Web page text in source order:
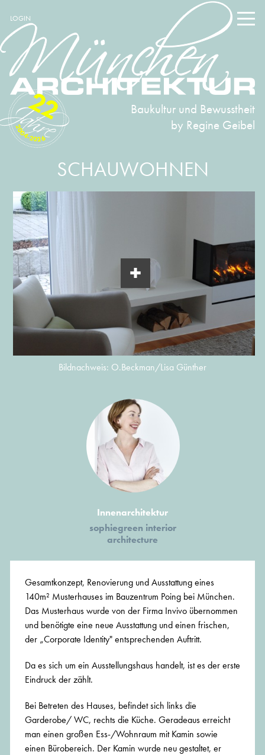
LOGIN
Baukultur und Bewusstheit
by Regine Geibel
2004-2026
22
SCHAUWOHNEN
Bildnachweis: O.Beckman/Lisa Günther
Innenarchitektur
sophiegreen interior
architecture
Gesamtkonzept, Renovierung und Ausstattung eines
140m² Musterhauses im Bauzentrum Poing bei München.
Das Musterhaus wurde von der Firma Invivo übernommen
und benötigte eine neue Ausstattung und einen frischen,
der „Corporate Identity" entsprechenden Auftritt.
Da es sich um ein Ausstellungshaus handelt, ist es der erste
Eindruck der zählt.
Bei Betreten des Hauses, befindet sich links die
Garderobe/ WC, rechts die Küche. Geradeaus erreicht
man einen großen Ess-/Wohnraum mit Kamin sowie
einen Bürobereich. Der Kamin wurde neu gestaltet, er